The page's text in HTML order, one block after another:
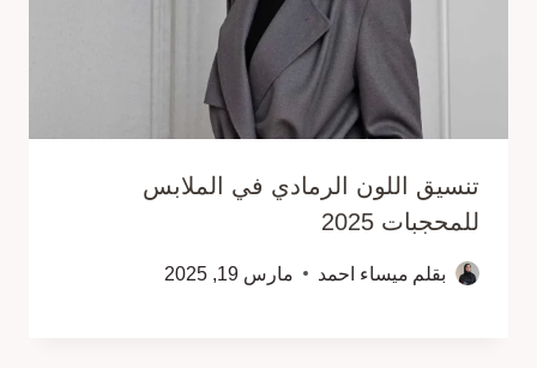
تنسيق اللون الرمادي في الملابس
للمحجبات 2025
بقلم ميساء احمد مارس 19, 2025